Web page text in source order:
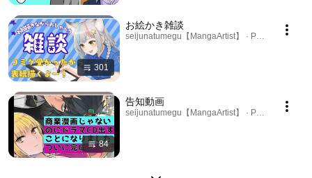
301
お絵かき雑談
seijunatumegu【MangaArtist】 · Playlist
84
告知動画
seijunatumegu【MangaArtist】 · Playlist